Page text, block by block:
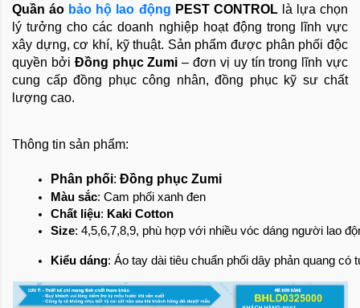
Quần áo bảo hộ lao động PEST CONTROL là lựa chọn
lý tưởng cho các doanh nghiệp hoạt động trong lĩnh vực
xây dựng, cơ khí, kỹ thuật. Sản phẩm được phân phối độc
quyền bởi Đồng phục Zumi – đơn vị uy tín trong lĩnh vực
cung cấp đồng phục công nhân, đồng phục kỹ sư chất
lượng cao.
Thông tin sản phẩm:
Phân phối: Đồng phục Zumi
Màu sắc: Cam phối xanh đen
Chất liệu: Kaki Cotton
Size: 4,5,6,7,8,9, phù hợp với nhiều vóc dáng người lao
Kiểu dáng: Áo tay dài tiêu chuẩn phối dây phản quang có